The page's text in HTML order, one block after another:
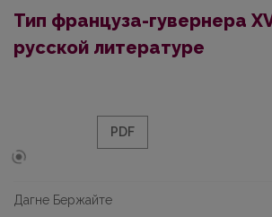
Тип француза-гувернера
русской литературе
PDF
Дагне Бержайте